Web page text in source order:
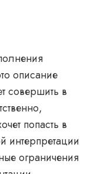
описание
совершить в
попасть в
интерпретации
ограничения